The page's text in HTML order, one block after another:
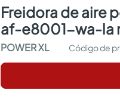
freidora de aire power xl pro con wifi y bluetooth 7.5l
af-e8001-wa-la
POWER XL